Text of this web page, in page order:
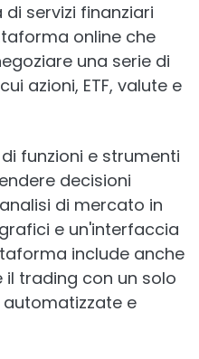
servizi finanziari
online che
una serie di
azioni, ETF, valute e
funzioni e strumenti
decisioni
di mercato in
e un'interfaccia
include anche
trading con un solo
e